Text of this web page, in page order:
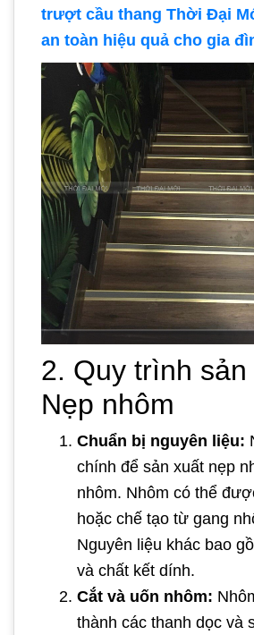
trượt cầu thang Thời Đại
an toàn hiệu quả cho gia
2. Quy trình sản
Nẹp nhôm
Chuẩn bị nguyên liệu:
chính để sản xuất nẹp
nhôm. Nhôm có thể
hoặc chế tạo từ gang
Nguyên liệu khác bao
và chất kết dính.
Cắt và uốn nhôm:
thành các thanh dọc và